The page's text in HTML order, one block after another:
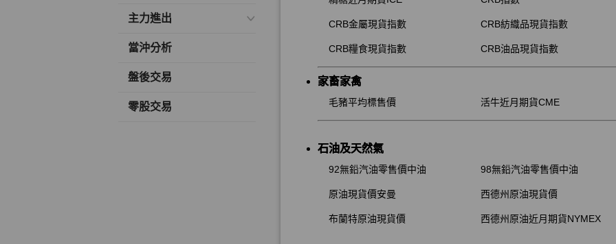
主力進出
當沖分析
盤後交易
零股交易